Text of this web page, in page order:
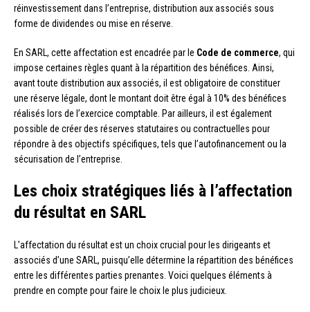
réinvestissement dans l’entreprise, distribution aux associés sous
forme de dividendes ou mise en réserve.
En SARL, cette affectation est encadrée par le Code de commerce, qui
impose certaines règles quant à la répartition des bénéfices. Ainsi,
avant toute distribution aux associés, il est obligatoire de constituer
une réserve légale, dont le montant doit être égal à 10% des bénéfices
réalisés lors de l’exercice comptable. Par ailleurs, il est également
possible de créer des réserves statutaires ou contractuelles pour
répondre à des objectifs spécifiques, tels que l’autofinancement ou la
sécurisation de l’entreprise.
Les choix stratégiques liés à l’affectation
du résultat en SARL
L’affectation du résultat est un choix crucial pour les dirigeants et
associés d’une SARL, puisqu’elle détermine la répartition des bénéfices
entre les différentes parties prenantes. Voici quelques éléments à
prendre en compte pour faire le choix le plus judicieux.